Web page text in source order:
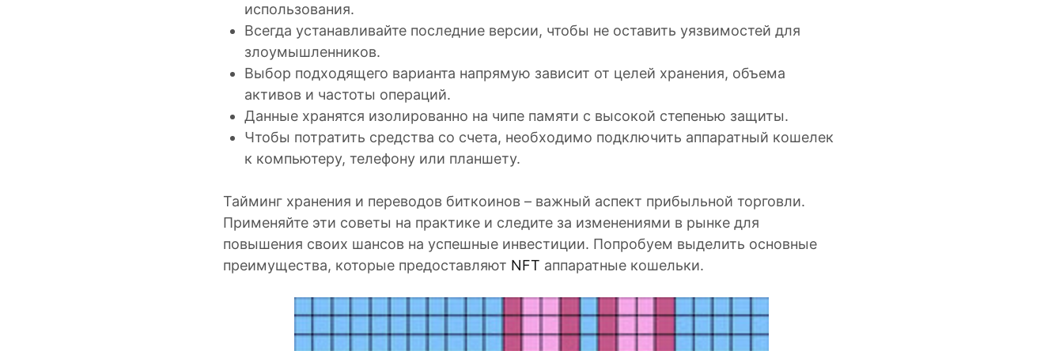
использования.
Всегда устанавливайте последние версии, чтобы не оставить уязвимостей для
злоумышленников.
Выбор подходящего варианта напрямую зависит от целей хранения, объема
активов и частоты операций.
Данные хранятся изолированно на чипе памяти с высокой степенью защиты.
Чтобы потратить средства со счета, необходимо подключить аппаратный кошелек
к компьютеру, телефону или планшету.
Тайминг хранения и переводов биткоинов – важный аспект прибыльной торговли.
Применяйте эти советы на практике и следите за изменениями в рынке для
повышения своих шансов на успешные инвестиции. Попробуем выделить основные
преимущества, которые предоставляют NFT аппаратные кошельки.